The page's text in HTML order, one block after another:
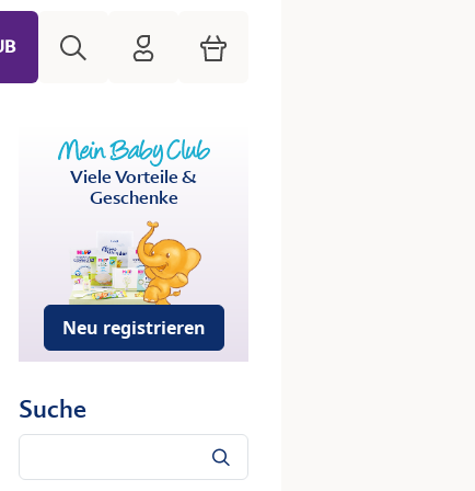
HiPP Mein Babyclub
Warenkorb
Viele Vorteile &
Geschenke
Neu registrieren
Suche